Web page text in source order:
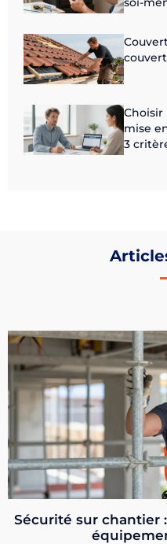
mise
3
Sécurité sur chantier